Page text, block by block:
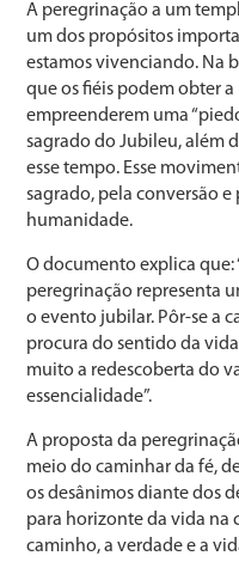
A peregrinação a um
um dos propósitos
estamos vivenciando. Na
que os fiéis podem obter
empreenderem uma
sagrado do Jubileu, além
esse tempo. Esse
sagrado, pela conversão e
humanidade.
O documento explica que:
peregrinação representa
o evento jubilar. Pôr-se a
procura do sentido da
muito a redescoberta do
essencialidade”.
A proposta da
meio do caminhar da fé,
os desânimos diante dos
para horizonte da vida na
caminho, a verdade e a